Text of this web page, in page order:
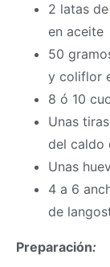
2 latas
en aceite
50
y coliflor
8 ó 10
Unas
del caldo
Unas
4 a 6
de
Preparación: